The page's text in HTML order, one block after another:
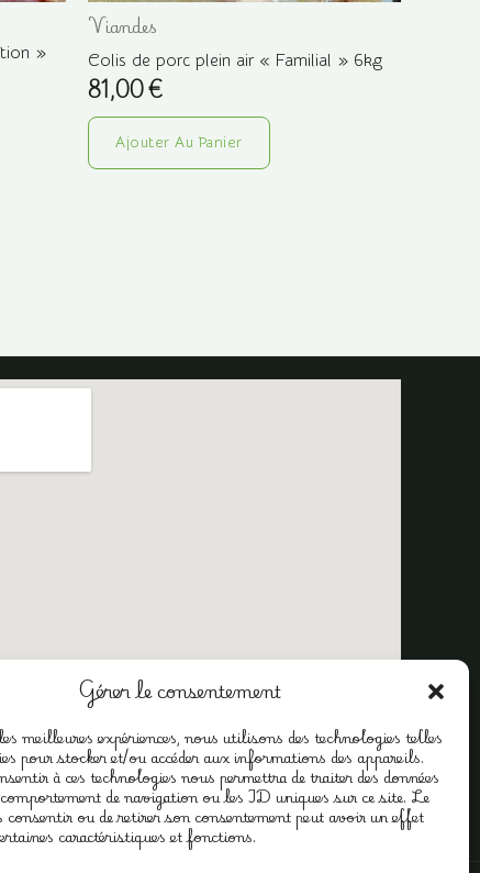
Gérer le consentement
meilleures expériences, nous utilisons des technologies telles
pour stocker et/ou accéder aux informations des appareils.
à ces technologies nous permettra de traiter des données
de navigation ou les ID uniques sur ce site. Le
consentir ou de retirer son consentement peut avoir un effet
caractéristiques et fonctions.
»
Viandes
Colis de porc plein air « Familial » 6kg
81,00€
Ajouter Au Panier
(UE)